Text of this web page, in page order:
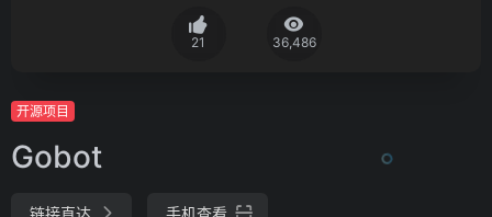
21 36,486
开源项目
Gobot
链接直达 手机查看